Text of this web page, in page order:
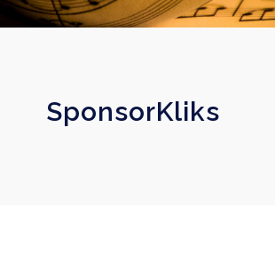
SponsorKliks